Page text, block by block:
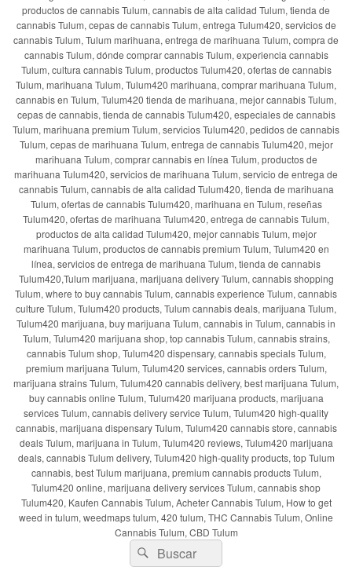
productos de cannabis Tulum, cannabis de alta calidad Tulum, tienda de
cannabis Tulum, cepas de cannabis Tulum, entrega Tulum420, servicios de
cannabis Tulum, Tulum marihuana, entrega de marihuana Tulum, compra de
cannabis Tulum, dónde comprar cannabis Tulum, experiencia cannabis
Tulum, cultura cannabis Tulum, productos Tulum420, ofertas de cannabis
Tulum, marihuana Tulum, Tulum420 marihuana, comprar marihuana Tulum,
cannabis en Tulum, Tulum420 tienda de marihuana, mejor cannabis Tulum,
cepas de cannabis, tienda de cannabis Tulum420, especiales de cannabis
Tulum, marihuana premium Tulum, servicios Tulum420, pedidos de cannabis
Tulum, cepas de marihuana Tulum, entrega de cannabis Tulum420, mejor
marihuana Tulum, comprar cannabis en línea Tulum, productos de
marihuana Tulum420, servicios de marihuana Tulum, servicio de entrega de
cannabis Tulum, cannabis de alta calidad Tulum420, tienda de marihuana
Tulum, ofertas de cannabis Tulum420, marihuana en Tulum, reseñas
Tulum420, ofertas de marihuana Tulum420, entrega de cannabis Tulum,
productos de alta calidad Tulum420, mejor cannabis Tulum, mejor
marihuana Tulum, productos de cannabis premium Tulum, Tulum420 en
línea, servicios de entrega de marihuana Tulum, tienda de cannabis
Tulum420,Tulum marijuana, marijuana delivery Tulum, cannabis shopping
Tulum, where to buy cannabis Tulum, cannabis experience Tulum, cannabis
culture Tulum, Tulum420 products, Tulum cannabis deals, marijuana Tulum,
Tulum420 marijuana, buy marijuana Tulum, cannabis in Tulum, cannabis in
Tulum, Tulum420 marijuana shop, top cannabis Tulum, cannabis strains,
cannabis Tulum shop, Tulum420 dispensary, cannabis specials Tulum,
premium marijuana Tulum, Tulum420 services, cannabis orders Tulum,
marijuana strains Tulum, Tulum420 cannabis delivery, best marijuana Tulum,
buy cannabis online Tulum, Tulum420 marijuana products, marijuana
services Tulum, cannabis delivery service Tulum, Tulum420 high-quality
cannabis, marijuana dispensary Tulum, Tulum420 cannabis store, cannabis
deals Tulum, marijuana in Tulum, Tulum420 reviews, Tulum420 marijuana
deals, cannabis Tulum delivery, Tulum420 high-quality products, top Tulum
cannabis, best Tulum marijuana, premium cannabis products Tulum,
Tulum420 online, marijuana delivery services Tulum, cannabis shop
Tulum420, Kaufen Cannabis Tulum, Acheter Cannabis Tulum, How to get
weed in tulum, weedmaps tulum, 420 tulum, THC Cannabis Tulum, Online
Cannabis Tulum, CBD Tulum
Buscar
por:
Buscar